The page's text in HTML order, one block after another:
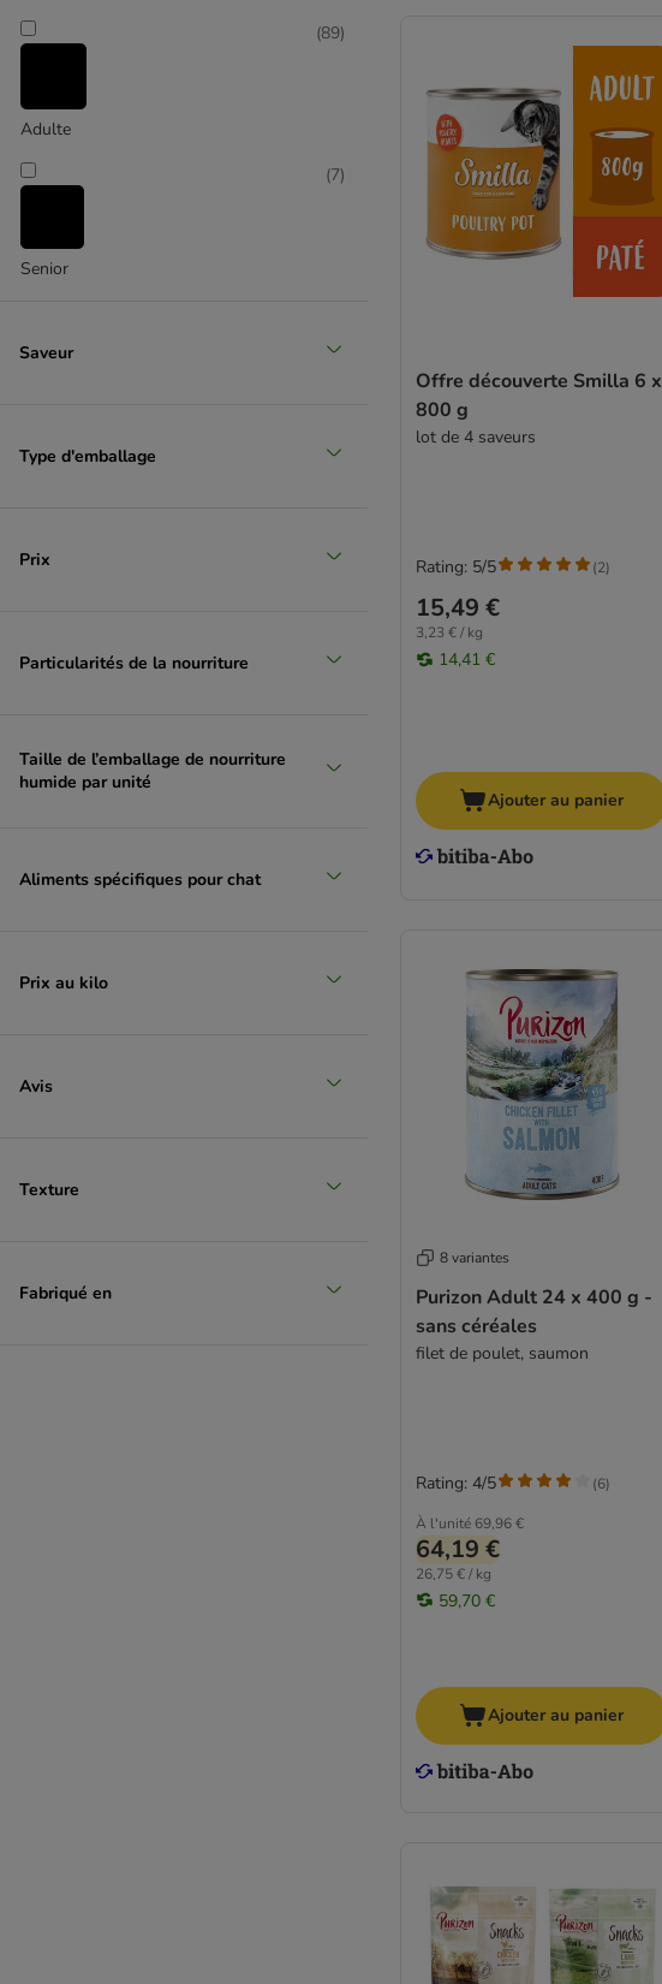
Adulte
(89)
Senior
(7)
Saveur
Type d'emballage
Prix
Particularités de la nourriture
Taille de l’emballage de nourriture
humide par unité
Aliments spécifiques pour chat
Prix au kilo
Avis
Texture
Fabriqué en
Offre découverte Smilla 6 x
800 g
lot de 4 saveurs
15,49 €
3,23 € / kg
14,41 €
Rating: 5/5 (2)
Ajouter au panier
8 variantes
Purizon Adult 24 x 400 g -
sans céréales
filet de poulet, saumon
À l'unité 69,96 €
64,19 €
26,75 € / kg
59,70 €
Rating: 4/5 (6)
Ajouter au panier